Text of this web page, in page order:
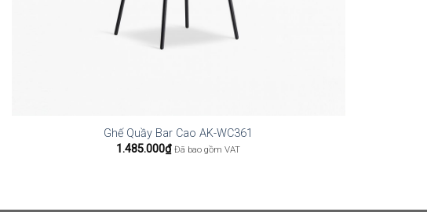
Ghế Quầy Bar Cao AK-WC361
1.485.000₫ Đã bao gồm VAT